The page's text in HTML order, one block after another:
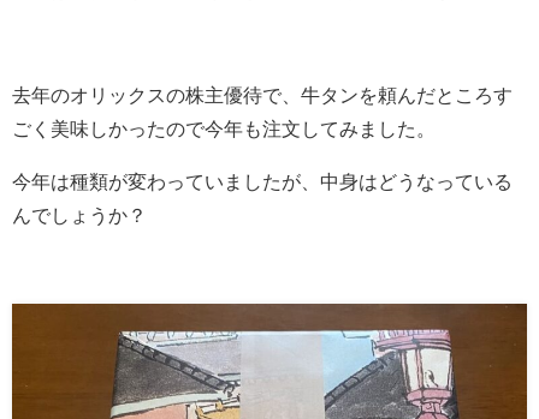
去年のオリックスの株主優待で、牛タンを頼んだところす
ごく美味しかったので今年も注文してみました。
今年は種類が変わっていましたが、中身はどうなっている
んでしょうか？